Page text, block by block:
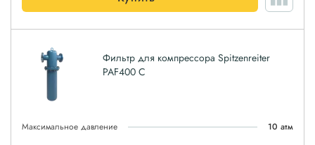
Фильтр для компрессора Spitzenreiter
PAF400 C
Максимальное давление 10 атм